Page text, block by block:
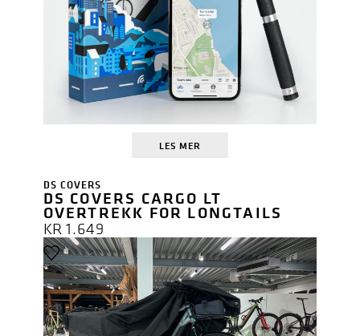
LES MER
DS COVERS
DS COVERS CARGO LT
OVERTREKK FOR LONGTAILS
KR1.649